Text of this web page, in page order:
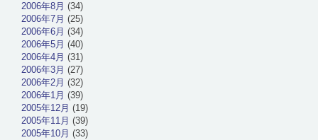
2006年8月 (34)
2006年7月 (25)
2006年6月 (34)
2006年5月 (40)
2006年4月 (31)
2006年3月 (27)
2006年2月 (32)
2006年1月 (39)
2005年12月 (19)
2005年11月 (39)
2005年10月 (33)